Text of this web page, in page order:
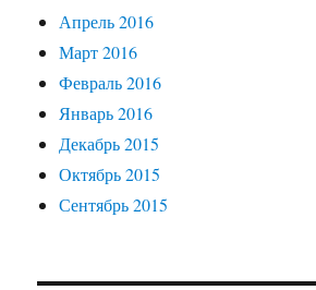
Апрель 2016
Март 2016
Февраль 2016
Январь 2016
Декабрь 2015
Октябрь 2015
Сентябрь 2015